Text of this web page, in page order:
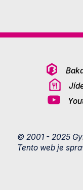
© 2001 - 2025
Tento web je